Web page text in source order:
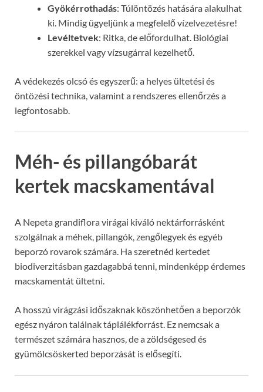
Gyökérrothadás: Túlöntözés hatására alakulhat
ki. Mindig ügyeljünk a megfelelő vízelvezetésre!
Levéltetvek: Ritka, de előfordulhat. Biológiai
szerekkel vagy vízsugárral kezelhető.
A védekezés olcsó és egyszerű: a helyes ültetési és
öntözési technika, valamint a rendszeres ellenőrzés a
legfontosabb.
Méh- és pillangóbarát
kertek macskamentával
A Nepeta grandiflora virágai kiváló nektárforrásként
szolgálnak a méhek, pillangók, zengőlegyek és egyéb
beporzó rovarok számára. Ha szeretnéd kertedet
biodiverzitásban gazdagabbá tenni, mindenképp érdemes
macskamentát ültetni.
A hosszú virágzási időszaknak köszönhetően a beporzók
egész nyáron találnak táplálékforrást. Ez nemcsak a
természet számára hasznos, de a zöldségesed és
gyümölcsöskerted beporzását is elősegíti.